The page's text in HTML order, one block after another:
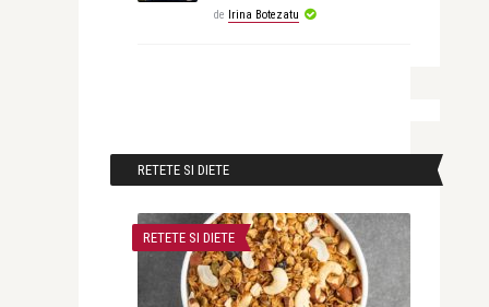
de Irina Botezatu
RETETE SI DIETE
RETETE SI DIETE